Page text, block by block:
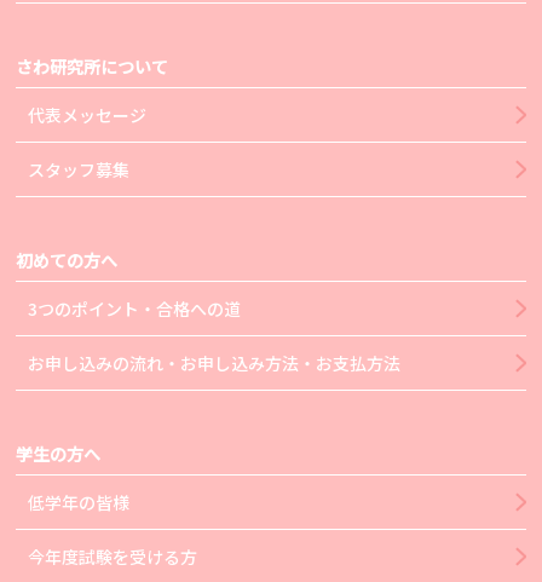
さわ研究所について
代表メッセージ
スタッフ募集
初めての方へ
3つのポイント・合格への道
お申し込みの流れ・お申し込み方法・お支払方法
学生の方へ
低学年の皆様
今年度試験を受ける方